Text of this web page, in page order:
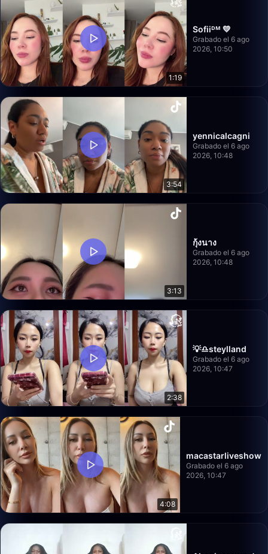
1:19
Sofiiᴰᴹ 💛
Grabado el 6 ago
2026, 10:50
3:54
yennicalcagni
Grabado el 6 ago
2026, 10:48
3:13
กุ้งนาง
Grabado el 6 ago
2026, 10:48
2:38
💡♎️steylland
Grabado el 6 ago
2026, 10:47
4:08
macastarliveshow
Grabado el 6 ago
2026, 10:47